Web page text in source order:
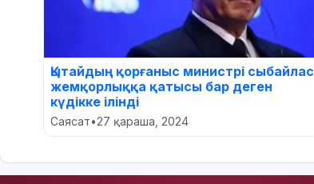
Қытайдың қорғаныс министрі сыбайлас
жемқорлыққа қатысы бар деген
күдікке ілінді
Саясат•27 қараша, 2024